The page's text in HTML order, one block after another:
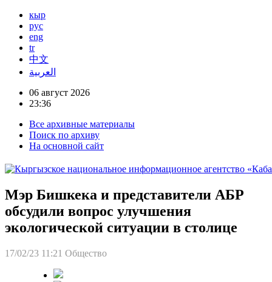
кыр
рус
eng
tr
中文
العربية
06 август 2026
23:36
Все архивные материалы
Поиск по архиву
На основной сайт
Мэр Бишкека и представители АБР
обсудили вопрос улучшения
экологической ситуации в столице
17/02/23 11:21 Общество